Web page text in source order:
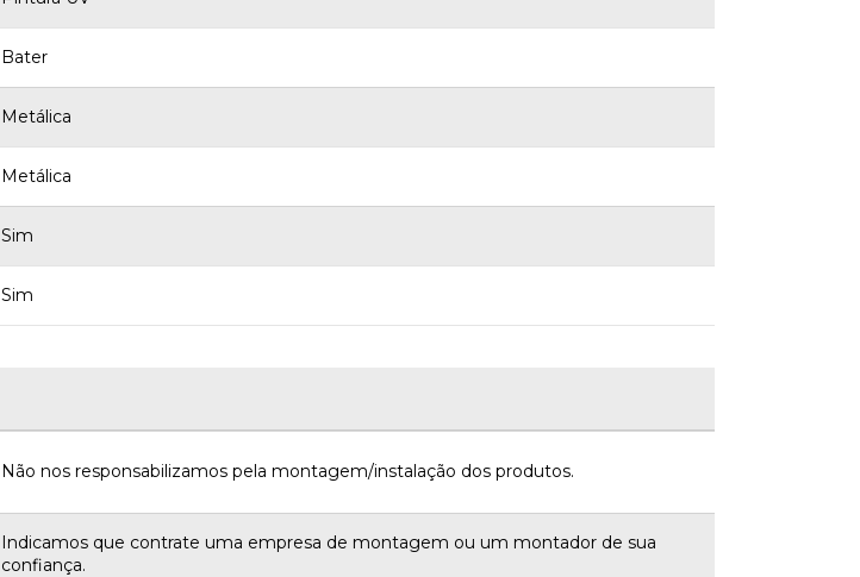
Bater
Metálica
Metálica
Sim
Sim
Não nos responsabilizamos pela montagem/instalação dos produtos.
Indicamos que contrate uma empresa de montagem ou um montador de sua
confiança.